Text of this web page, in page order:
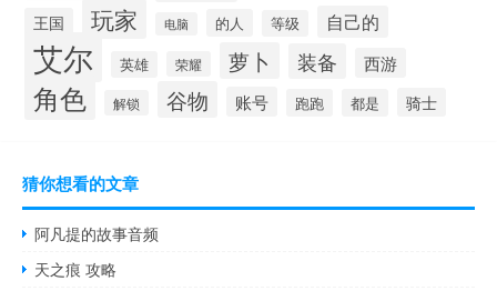
王国 玩家 电脑 的人 等级 自己的
艾尔 英雄 荣耀 萝卜 装备 西游
角色 解锁 谷物 账号 跑跑 都是 骑士
猜你想看的文章
阿凡提的故事音频
天之痕 攻略